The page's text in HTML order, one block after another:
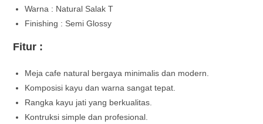
Warna : Natural Salak T
Finishing : Semi Glossy
Fitur :
Meja cafe natural bergaya minimalis dan modern.
Komposisi kayu dan warna sangat tepat.
Rangka kayu jati yang berkualitas.
Kontruksi simple dan profesional.